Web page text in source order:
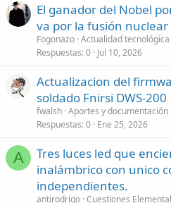
El ganador del Nobel
va por la fusión nuclear
Fogonazo Actualidad tecnológica
Respuestas 0 Jul 10, 2026
Actualizacion del
soldado Fnirsi DWS-200
fwalsh Aportes y documentación
Respuestas 0 Ene 25, 2026
A
Tres luces led que
inalámbrico con unico
independientes.
antirodrigo Cuestiones